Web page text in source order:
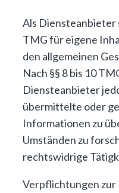
Als Diensteanbieter
TMG für eigene
den allgemeinen
Nach §§ 8 bis 10
Diensteanbieter
übermittelte oder
Informationen zu
Umständen zu
rechtswidrige
Verpflichtungen